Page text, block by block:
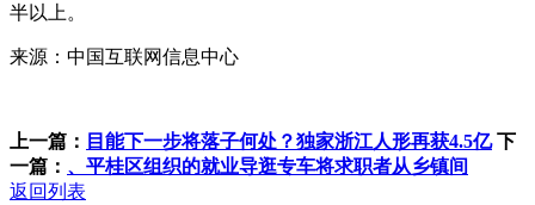
半以上。
来源：中国互联网信息中心
上一篇： 目能下一步将落子何处？独家浙江人形再获4.5亿 下
一篇： 、平桂区组织的就业导逛专车将求职者从乡镇间
返回列表